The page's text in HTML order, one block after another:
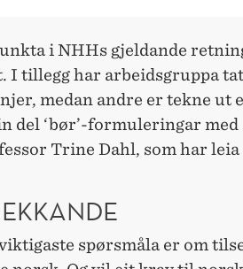
i NHHs gjeldande
I tillegg har arbeidsgruppa
medan andre er tekne ut
del ‘bør’-formuleringar med
Trine Dahl, som har leia
spørsmåla er om